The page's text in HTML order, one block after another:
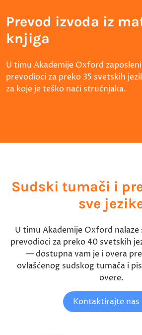
Prevod izvoda iz
knjiga
U timu Akademije Oxford
prevodioci za preko 35 svetskih
za koje je teško naći stručnjaka.
Sudski tumači i
sve
U timu Akademije Oxford nalaze
prevodioci za preko 40 svetskih
— dostupna vam je i overa
ovlašćenog sudskog tumača i
overe.
Kontaktirajte nas